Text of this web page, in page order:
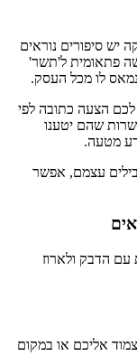
יש סיפורים נוראים
פתאומית ל'תשר'
לו מכל העסק.
לכם הצעה כתובה לפי
שהם יטענו
מטעה.
עצמם, אפשר
עם הדבק ולארוז
אליכם או במקום